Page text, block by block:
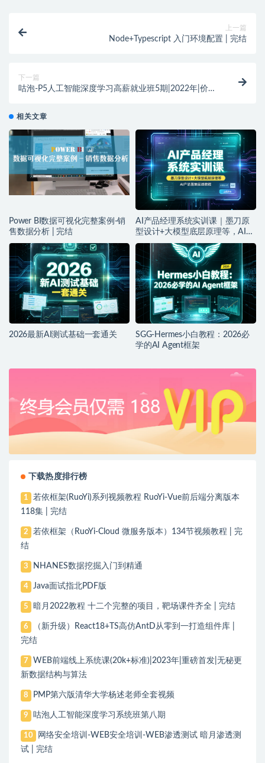
上一篇
Node+Typescript 入门环境配置 | 完结
下一篇
咕泡-P5人工智能深度学习高薪就业班5期|2022年|价值
相关文章
Power BI数据可视化完整案例-销
售数据分析 | 完结
AI产品经理系统实训课｜墨刀原
型设计+大模型底层原理等，AI产
品落地实战教程
2026最新AI测试基础一套通关
SGG-Hermes小白教程：2026必
学的AI Agent框架
下载热度排行榜
1
若依框架(RuoYi)系列视频教程 RuoYi-Vue前后端分离版本
118集 | 完结
2
若依框架（RuoYi-Cloud 微服务版本）134节视频教程 | 完
结
3 NHANES数据挖掘入门到精通
4 Java面试指北PDF版
5 暗月2022教程 十二个完整的项目，靶场课件齐全 | 完结
6
（新升级）React18+TS高仿AntD从零到一打造组件库 |
完结
7
WEB前端线上系统课(20k+标准)|2023年|重磅首发|无秘更
新数据结构与算法
8 PMP第六版清华大学杨述老师全套视频
9 咕泡人工智能深度学习系统班第八期
10
网络安全培训-WEB安全培训-WEB渗透测试 暗月渗透测
试 | 完结